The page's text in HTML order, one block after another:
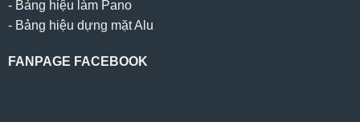
- Bảng hiệu làm Pano
- Bảng hiệu dựng mặt Alu
FANPAGE FACEBOOK